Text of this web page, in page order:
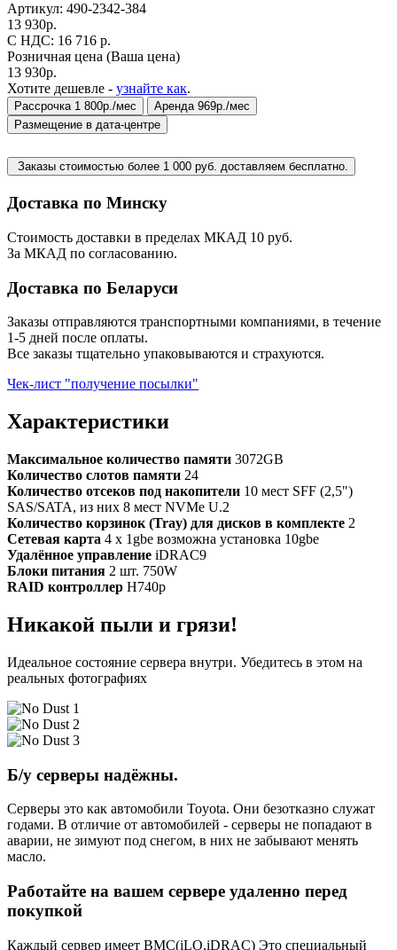
Артикул: 490-2342-384
13 930р.
C НДС: 16 716 р.
Розничная цена (Ваша цена)
13 930р.
Хотите дешевле - узнайте как.
Рассрочка 1 800р./мес
Аренда 969р./мес
Размещение в дата-центре
Заказы стоимостью более 1 000 руб. доставляем бесплатно.
Доставка по Минску
Стоимость доставки в пределах МКАД 10 руб.
За МКАД по согласованию.
Доставка по Беларуси
Заказы отправляются транспортными компаниями, в течение
1-5 дней после оплаты.
Все заказы тщательно упаковываются и страхуются.
Чек-лист "получение посылки"
Характеристики
Максимальное количество памяти 3072GB
Количество слотов памяти 24
Количество отсеков под накопители 10 мест SFF (2,5")
SAS/SATA, из них 8 мест NVMe U.2
Количество корзинок (Tray) для дисков в комплекте 2
Сетевая карта 4 x 1gbe возможна установка 10gbe
Удалённое управление iDRAC9
Блоки питания 2 шт. 750W
RAID контроллер H740p
Никакой пыли и грязи!
Идеальное состояние сервера внутри. Убедитесь в этом на
реальных фотографиях
Б/у серверы надёжны.
Серверы это как автомобили Toyota. Они безотказно служат
годами. В отличие от автомобилей - серверы не попадают в
аварии, не зимуют под снегом, в них не забывают менять
масло.
Работайте на вашем сервере удаленно перед
покупкой
Каждый сервер имеет BMC(iLO,iDRAC) Это специальный